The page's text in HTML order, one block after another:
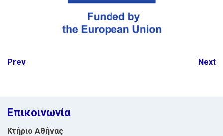
Post
Prev Next
Επικοινωνία
Κτήριο Αθήνας